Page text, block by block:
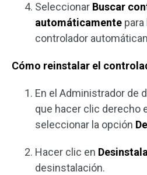
Seleccionar Buscar
automáticamente para
controlador
Cómo reinstalar el
En el Administrador de
que hacer clic derecho
seleccionar la opción
Hacer clic en
desinstalación.